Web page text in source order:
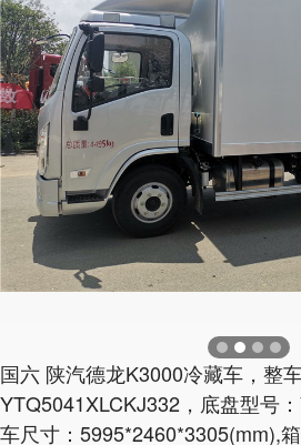
国六 陕汽德龙K3000冷藏车，整
YTQ5041XLCKJ332，底盘型号
车尺寸：5995*2460*3305(mm),